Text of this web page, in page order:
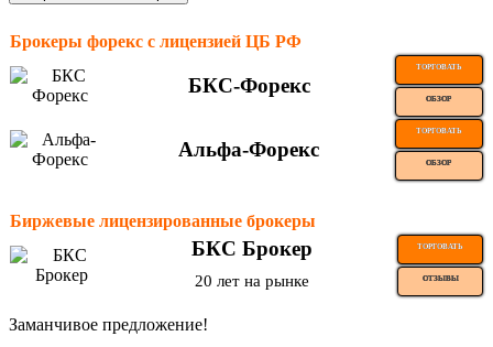
Брокеры форекс с лицензией ЦБ РФ
БКС-Форекс
ТОРГОВАТЬ
ОБЗОР
Альфа-Форекс
ТОРГОВАТЬ
ОБЗОР
Биржевые лицензированные брокеры
БКС Брокер ТОРГОВАТЬ
20 лет на рынке ОТЗЫВЫ
Заманчивое предложение!